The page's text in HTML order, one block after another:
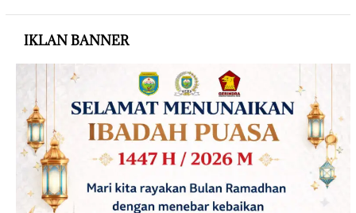
IKLAN BANNER